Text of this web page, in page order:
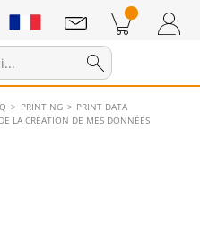
PRINTING
PRINT DATA
LA CRÉATION DE MES DONNÉES